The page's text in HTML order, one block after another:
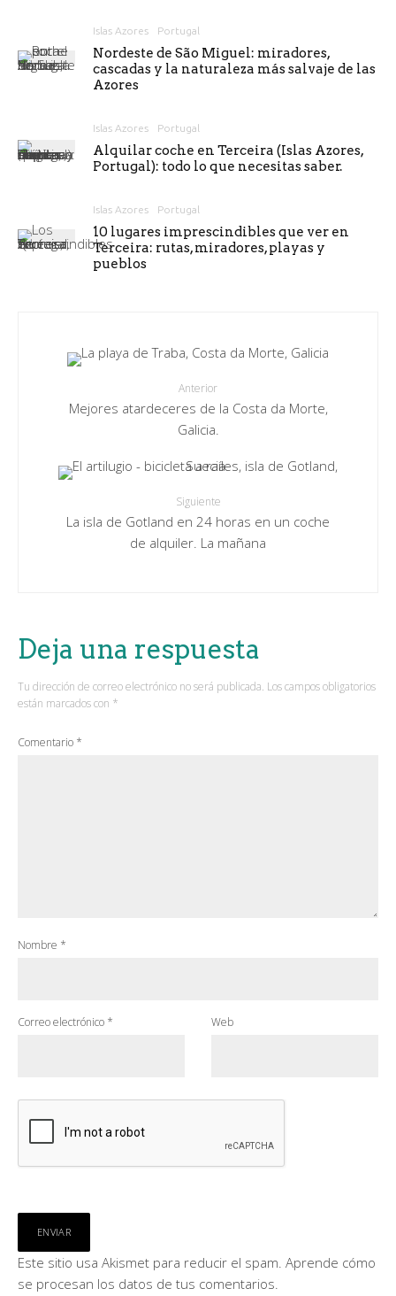
Islas Azores Portugal
Nordeste de São Miguel: miradores,
cascadas y la naturaleza más salvaje de las
Azores
Islas Azores Portugal
Alquilar coche en Terceira (Islas Azores,
Portugal): todo lo que necesitas saber.
Islas Azores Portugal
10 lugares imprescindibles que ver en
Terceira: rutas, miradores, playas y
pueblos
Anterior
Mejores atardeceres de la Costa da Morte,
Galicia.
Siguiente
La isla de Gotland en 24 horas en un coche
de alquiler. La mañana
Deja una respuesta
Tu dirección de correo electrónico no será publicada. Los campos obligatorios
están marcados con *
Comentario *
Nombre *
Correo electrónico * Web
Este sitio usa Akismet para reducir el spam. Aprende cómo
se procesan los datos de tus comentarios.